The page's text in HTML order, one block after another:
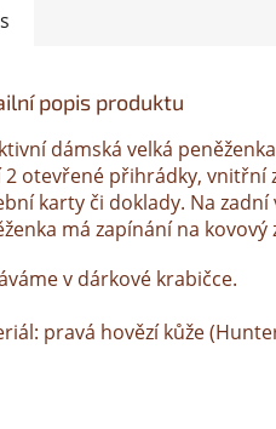
popis produktu
dámská velká
2 otevřené přihrádky, vnitřní
karty či doklady. Na
má zapínání na kovový
v dárkové krabičce.
pravá hovězí kůže